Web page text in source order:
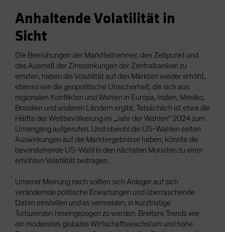
Anhaltende Volatilität in
Sicht
Die Bemühungen der Marktteilnehmer, den Zeitpunkt und
das Ausmaß der Zinssenkungen der Zentralbanken zu
erraten, haben die Volatilität auf den Märkten wieder erhöht,
ebenso wie die geopolitische Unsicherheit, die sich aus
regionalen Konflikten und Wahlen in Europa, Indien, Mexiko,
Brasilien und anderen Ländern ergibt. Tatsächlich ist etwa die
Hälfte der Weltbevölkerung im „Jahr der Wahlen“ 2024 zum
Urnengang aufgerufen. Und obwohl die US-Wahlen selten
Auswirkungen auf die Marktergebnisse haben, könnte die
bevorstehende US-Wahl in den nächsten Monaten zu einer
erhöhten Volatilität beitragen.
Unserer Meinung nach sollten sich Anleger auf sich
verändernde politische Erwartungen und überraschende
Daten einstellen und es vermeiden, in kurzfristige
Turbulenzen hineingezogen zu werden. Breitere Trends wie
ein moderates globales Wirtschaftswachstum und hohe